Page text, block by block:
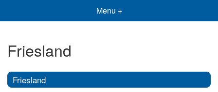
Menu +
Friesland
Friesland